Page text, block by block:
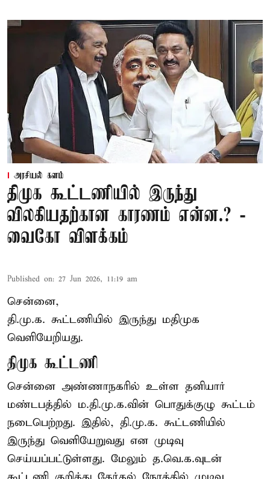
அரசியல் களம்
திமுக கூட்டணியில் இருந்து
விலகியதற்கான காரணம் என்ன.? -
வைகோ விளக்கம்
Published on: 27 Jun 2026, 11:19 am
சென்னை,
தி.மு.க. கூட்டணியில் இருந்து மதிமுக
வெளியேறியது.
திமுக கூட்டணி
சென்னை அண்ணாநகரில் உள்ள தனியார்
மண்டபத்தில் ம.தி.மு.க.வின் பொதுக்குழு கூட்டம்
நடைபெற்றது. இதில், தி.மு.க. கூட்டணியில்
இருந்து வெளியேறுவது என முடிவு
செய்யப்பட்டுள்ளது. மேலும் த.வெ.க.வுடன்